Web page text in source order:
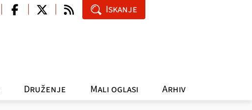
Druženje Mali oglasi Arhiv
Iskanje